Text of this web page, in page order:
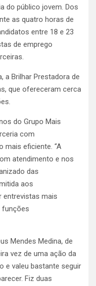
do público jovem. Dos
as quatro horas de
entre 18 e 23
de emprego
a Brilhar Prestadora de
que ofereceram cerca
do Grupo Mais
com
mais eficiente. “A
atendimento e nos
das
aos
entrevistas mais
funções
Mendes Medina, de
vez de uma ação da
e valeu bastante seguir
Fiz duas